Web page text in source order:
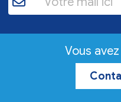
Vous